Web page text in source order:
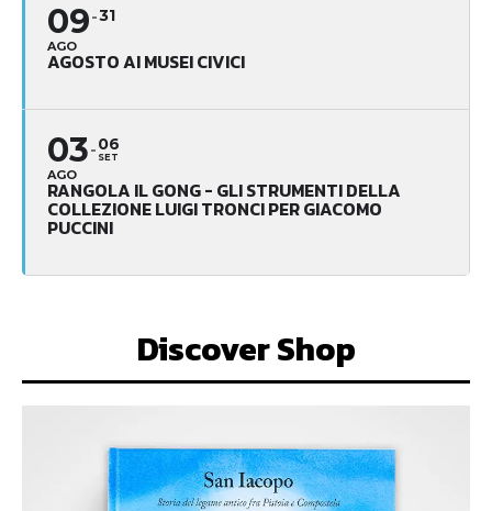
09
AGO
31
AGOSTO AI MUSEI CIVICI
03
AGO
06
SET
RANGOLA IL GONG - GLI STRUMENTI DELLA
COLLEZIONE LUIGI TRONCI PER GIACOMO
PUCCINI
Discover Shop